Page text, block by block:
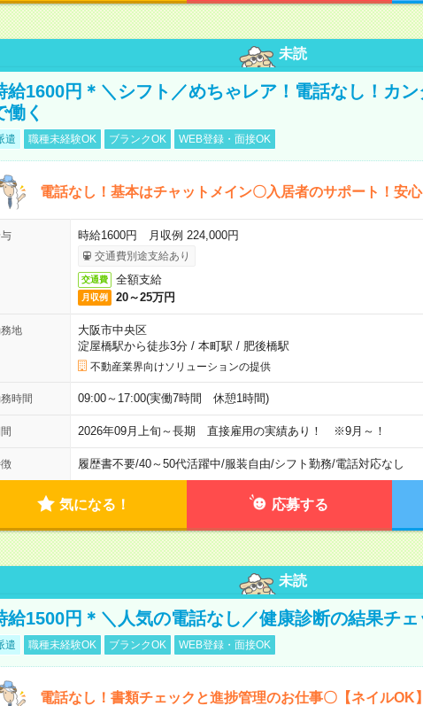
未読
給1600円＊＼シフト／めちゃレア！電話なし！カ
働く
遣 職種未経験OK ブランクOK WEB登録・面接OK
電話なし！基本はチャットメイン〇入居者のサポート！安
時給1600円 月収例 224,000円
交通費別途支給あり
交通費 全額支給
月収例 20～25万円
地
大阪市中央区
淀屋橋駅から徒歩3分/ 本町駅 / 肥後橋駅
不動産業界向けソリューションの提供
時間 09:00～17:00(実働7時間 休憩1時間)
2026年09月上旬～長期 直接雇用の実績あり！ ※9月～！
履歴書不要/40～50代活躍中/服装自由/シフト勤務/電話対応なし
気になる！ 応募する
未読
給1500円＊＼人気の電話なし／健康診断の結果チ
遣 職種未経験OK ブランクOK WEB登録・面接OK
電話なし！書類チェックと進捗管理のお仕事〇【ネイルOK】